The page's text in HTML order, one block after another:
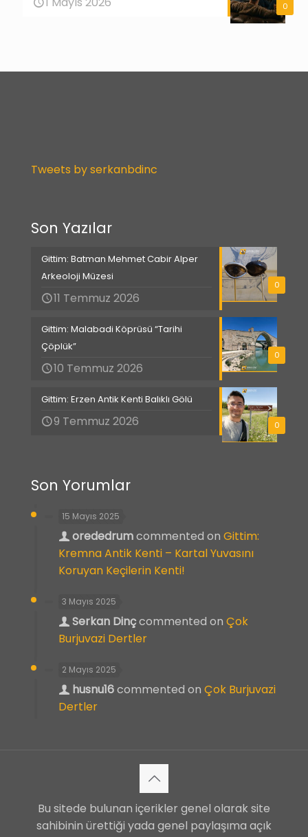
0
Tweets by serkanbdinc
Son Yazılar
0
Gittim: Batman Mehmet Cabir Alper
Arkeoloji Müzesi
11 Temmuz 2026
0
Gittim: Malabadi Köprüsü “Tarihi
Çöplük”
10 Temmuz 2026
0
Gittim: Erzen Antik Kenti Balıklı Gölü
9 Temmuz 2026
Son Yorumlar
15 Mayıs 2025
orededrumcommented on Gittim:
Kremna Antik Kenti – Kartal Yuvasını
Koruyan Keçilerin Kenti!
3 Mayıs 2025
Serkan Dinçcommented on Çok
Burjuvazi Dertler
2 Mayıs 2025
husnu16commented on Çok Burjuvazi
Dertler
Bu sitede bulunan içerikler genel olarak site
sahibinin ürettiği yada genel paylaşıma açık